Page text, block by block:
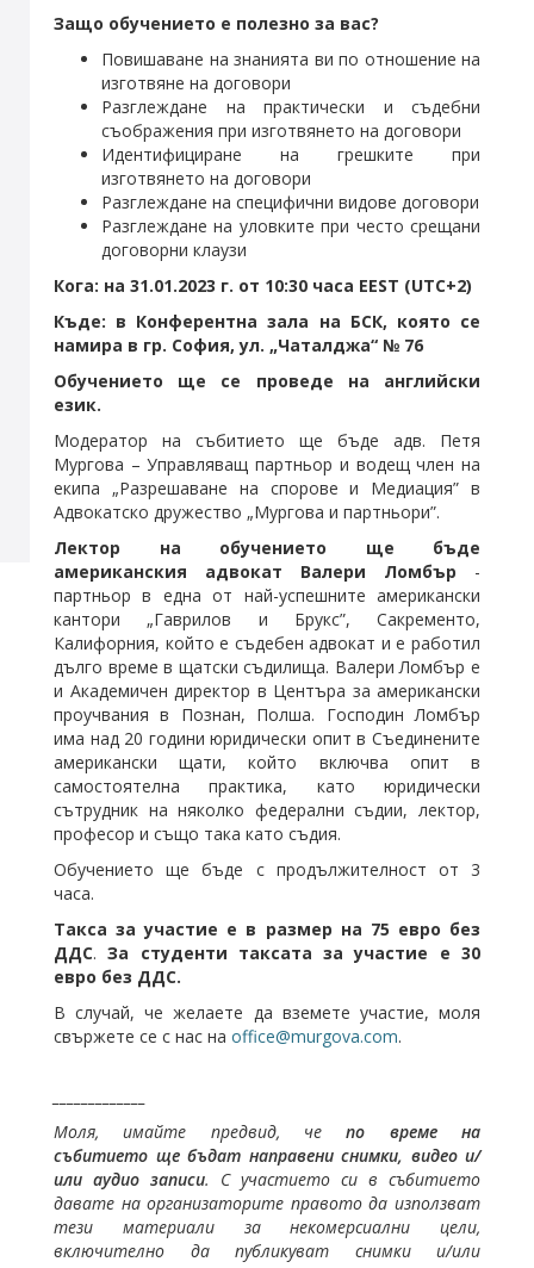
Защо обучението е полезно за вас?
Повишаване на знанията ви по отношение на
изготвяне на договори
Разглеждане на практически и съдебни
съображения при изготвянето на договори
Идентифициране на грешките при
изготвянето на договори
Разглеждане на специфични видове договори
Разглеждане на уловките при често срещани
договорни клаузи
Кога: на 31.01.2023 г. от 10:30 часа EEST (UTC+2)
Къде: в Конферентна зала на БСК, която се
намира в гр. София, ул. „Чаталджа“ № 76
Обучението ще се проведе на английски
език.
Модератор на събитието ще бъде адв. Петя
Мургова – Управляващ партньор и водещ член на
екипа „Разрешаване на спорове и Медиация” в
Адвокатско дружество „Мургова и партньори”.
Лектор на обучението ще бъде
американския адвокат Валери Ломбър -
партньор в една от най-успешните американски
кантори „Гаврилов и Брукс”, Сакременто,
Калифорния, който е съдебен адвокат и е работил
дълго време в щатски съдилища. Валери Ломбър е
и Академичен директор в Центъра за американски
проучвания в Познан, Полша. Господин Ломбър
има над 20 години юридически опит в Съединените
американски щати, който включва опит в
самостоятелна практика, като юридически
сътрудник на няколко федерални съдии, лектор,
професор и също така като съдия.
Обучението ще бъде с продължителност от 3
часа.
Такса за участие е в размер на 75 евро без
ДДС.За студенти таксата за участие е 30
евро без ДДС.
В случай, че желаете да вземете участие, моля
свържете се с нас на office@murgova.com.
Моля, имайте предвид, чепо време на
събитието ще бъдат направени снимки, видео и/
или аудио записи. С участието си в събитието
давате на организаторите правото да използват
тези материали за некомерсиални цели,
включително да публикуват снимки и/или